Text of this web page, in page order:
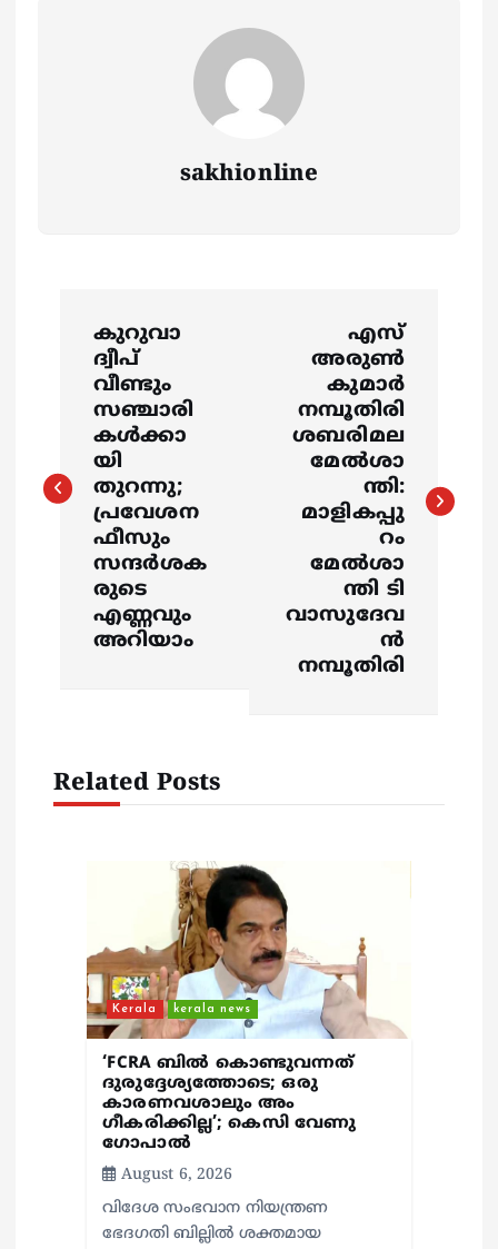
sakhionline
t
a
കുറുവാ
ദ്വീപ്
വീണ്ടും
സഞ്ചാരി
കൾക്കാ
യി
തുറന്നു;
പ്രവേശന
ഫീസും
സന്ദർശക
രുടെ
എണ്ണവും
അറിയാം
എസ്
അരുൺ
കുമാർ
നമ്പൂതിരി
ശബരിമല
മേൽശാ
ന്തി:
മാളികപ്പു
റം
മേൽശാ
ന്തി ടി
വാസുദേവ
ൻ
നമ്പൂതിരി
Related Posts
Kerala kerala news
‘FCRA ബിൽ കൊണ്ടുവന്നത്
ദുരുദ്ദേശ്യത്തോടെ; ഒരു
കാരണവശാലും അം​
ഗീകരിക്കില്ല’; കെസി വേണു​
ഗോപാൽ
August 6, 2026
വിദേശ സംഭവാന നിയന്ത്രണ
ഭേദഗതി ബില്ലിൽ ശക്തമായ